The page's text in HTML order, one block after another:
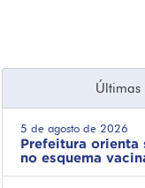
Últimas
5 de agosto de 2026
Prefeitura orienta
no esquema